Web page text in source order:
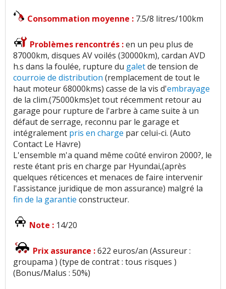
Consommation moyenne : 7.5/8 litres/100km
Problèmes rencontrés :en un peu plus de
87000km, disques AV voilés (30000km), cardan AVD
h.s dans la foulée, rupture du galetde tension de
courroie de distribution (remplacement de tout le
haut moteur 68000kms) casse de la vis d'embrayage
de la clim.(75000kms)et tout récemment retour au
garage pour rupture de l'arbre à came suite à un
défaut de serrage, reconnu par le garage et
intégralement pris en charge par celui-ci. (Auto
Contact Le Havre)
L'ensemble m'a quand même coûté environ 2000?, le
reste étant pris en charge par Hyundai,(après
quelques réticences et menaces de faire intervenir
l'assistance juridique de mon assurance) malgré la
fin de la garantie constructeur.
Note : 14/20
Prix assurance :622 euros/an (Assureur :
groupama ) (type de contrat : tous risques )
(Bonus/Malus : 50%)